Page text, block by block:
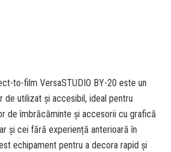
to-film VersaSTUDIO BY-20 este un
de utilizat și accesibil, ideal pentru
de îmbrăcăminte și accesorii cu grafică
și cei fără experiență anterioară în
echipament pentru a decora rapid și